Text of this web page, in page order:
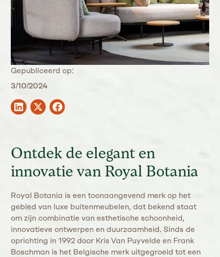
Gepubliceerd op:
3/10/2024
Ontdek de elegant en
innovatie van Royal Botania
Royal Botania is een toonaangevend merk op het
gebied van luxe buitenmeubelen, dat bekend staat
om zijn combinatie van esthetische schoonheid,
innovatieve ontwerpen en duurzaamheid. Sinds de
oprichting in 1992 door Kris Van Puyvelde en Frank
Boschman is het Belgische merk uitgegroeid tot een